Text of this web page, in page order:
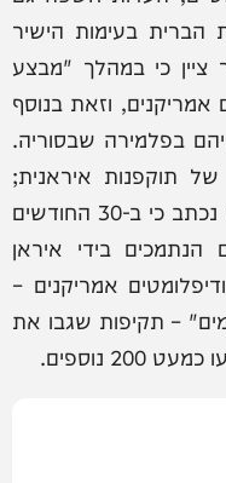
בעימות הישיר
כי במהלך "מבצע
נהרגו 14 חיילים אמריקנים, וזאת בנוסף
בפלמירה שבסוריה.
של תוקפנות איראנית;
בציטוט נוסף שפרסם פיקוד המרכז נכתב כי ב-30 החודשים
בידי איראן
חיילים ודיפלומטים אמריקנים –
– תקיפות שגבו את
נוספים.